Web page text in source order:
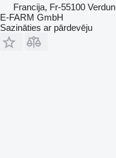
Francija, Fr-55100 Verdun
E-FARM GmbH
Sazināties ar pārdevēju